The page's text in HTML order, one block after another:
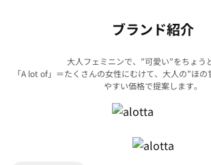
ブランド紹介
大人フェミニンで、”可愛い”をちょう
「A lot of」＝たくさんの女性にむけて、大人の”ほ
やすい価格で提案します。